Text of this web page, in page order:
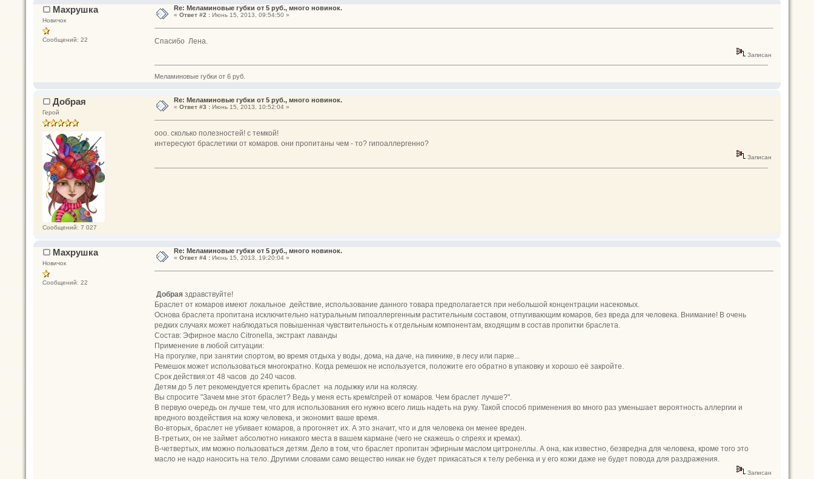
Махрушка
Новичок
Сообщений: 22
Re: Меламиновые губки от 5 руб., много новинок.
« Ответ #2 :Июнь 15, 2013, 09:54:50 »
Спасибо Лена.
Записан
Меламиновые губки от 6 руб.
Добрая
Герой
Сообщений: 7 027
Re: Меламиновые губки от 5 руб., много новинок.
« Ответ #3 :Июнь 15, 2013, 10:52:04 »
ооо. сколько полезностей! с темкой!
интересуют браслетики от комаров. они пропитаны чем - то? гипоаллергенно?
Записан
Махрушка
Новичок
Сообщений: 22
Re: Меламиновые губки от 5 руб., много новинок.
« Ответ #4 :Июнь 15, 2013, 19:20:04 »
Добраяздравствуйте!
Браслет от комаров имеют локальное действие, использование данного товара предполагается при небольшой концентрации насекомых.
Основа браслета пропитана исключительно натуральным гипоаллергенным растительным составом, отпугивающим комаров, без вреда для человека. Внимание! В очень
редких случаях может наблюдаться повышенная чувствительность к отдельным компонентам, входящим в состав пропитки браслета.
Состав: Эфирное масло Citronella, экстракт лаванды
Применение в любой ситуации:
На прогулке, при занятии спортом, во время отдыха у воды, дома, на даче, на пикнике, в лесу или парке...
Ремешок может использоваться многократно. Когда ремешок не используется, положите его обратно в упаковку и хорошо её закройте.
Срок действия:от 48 часов до 240 часов.
Детям до 5 лет рекомендуется крепить браслет на лодыжку или на коляску.
Вы спросите "Зачем мне этот браслет? Ведь у меня есть крем/спрей от комаров. Чем браслет лучше?".
В первую очередь он лучше тем, что для использования его нужно всего лишь надеть на руку. Такой способ применения во много раз уменьшает вероятность аллергии и
вредного воздействия на кожу человека, и экономит ваше время.
Во-вторых, браслет не убивает комаров, а прогоняет их. А это значит, что и для человека он менее вреден.
В-третьих, он не займет абсолютно никакого места в вашем кармане (чего не скажешь о спреях и кремах).
В-четвертых, им можно пользоваться детям. Дело в том, что браслет пропитан эфирным маслом цитронеллы. А она, как известно, безвредна для человека, кроме того это
масло не надо наносить на тело. Другими словами само вещество никак не будет прикасаться к телу ребенка и у его кожи даже не будет повода для раздражения.
Записан